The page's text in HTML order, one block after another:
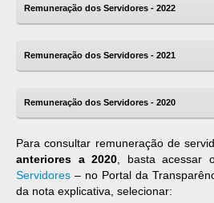
Remuneração dos Servidores - 2022
Remuneração dos Servidores - 2021
Remuneração dos Servidores - 2020
Para consultar remuneração de
anteriores a 2020, basta acessar
Servidores – no Portal da
da nota explicativa, selecionar: